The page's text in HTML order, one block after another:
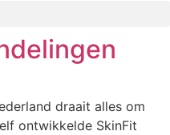
draait alles om
ontwikkelde SkinFit